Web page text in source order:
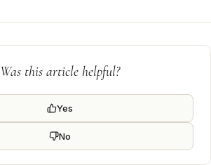
Was this article helpful?
Yes
No